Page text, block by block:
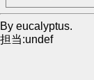
By eucalyptus.
担当:undef